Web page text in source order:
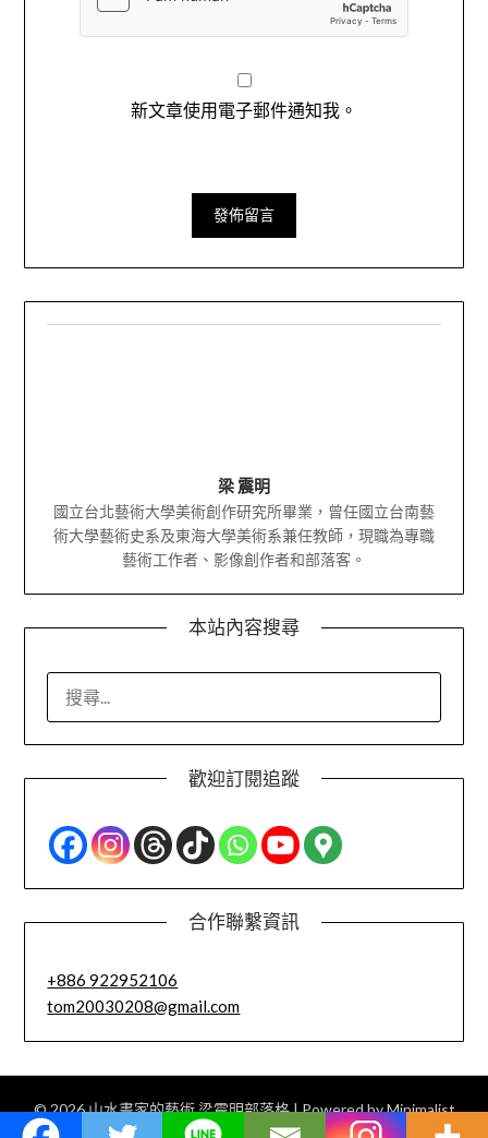
新文章使用電子郵件通知我。
梁 震明
國立台北藝術大學美術創作研究所畢業，曾任國立台南藝
術大學藝術史系及東海大學美術系兼任教師，現職為專職
藝術工作者、影像創作者和部落客。
本站內容搜尋
歡迎訂閱追蹤
合作聯繫資訊
+886 922952106
tom20030208@gmail.com
© 2026 山水畫家的藝術 梁震明部落格| Powered byMinimalist
BlogWordPress Theme